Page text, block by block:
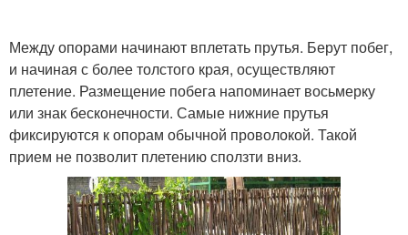
Между опорами начинают вплетать прутья. Берут побег,
и начиная с более толстого края, осуществляют
плетение. Размещение побега напоминает восьмерку
или знак бесконечности. Самые нижние прутья
фиксируются к опорам обычной проволокой. Такой
прием не позволит плетению сползти вниз.